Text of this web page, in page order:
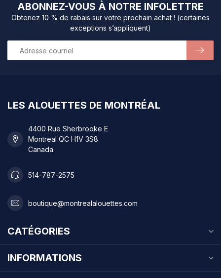
ABONNEZ-VOUS À NOTRE INFOLETTRE
Obtenez 10 % de rabais sur votre prochain achat ! (certaines
exceptions s’appliquent)
LES ALOUETTES DE MONTRÉAL
4400 Rue Sherbrooke E
Montreal QC H1V 3S8
Canada
514-787-2575
boutique@montrealalouettes.com
CATÉGORIES
INFORMATIONS